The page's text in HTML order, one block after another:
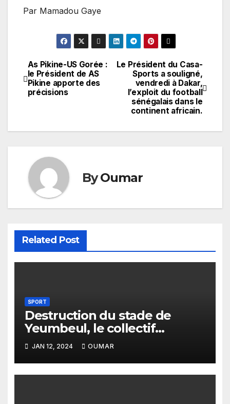
Par Mamadou Gaye
Navigation
de
Le Président du Casa-
Sports a souligné,
vendredi à Dakar,
l’exploit du football
sénégalais dans le
continent africain.
As Pikine-US Gorée :
le Président de AS
Pikine apporte des
précisions
ByOumar
Related Post
SPORT
Destruction du stade de
Yeumbeul, le collectif
Yeumbeul débout porte
plainte contre le Maire
Babacar Ndao
JAN 12, 2024 OUMAR